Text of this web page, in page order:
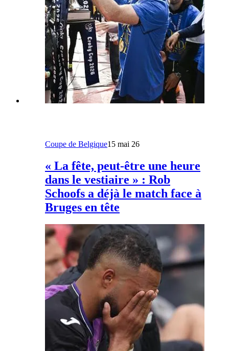
Coupe de Belgique15 mai 26
« La fête, peut-être une heure
dans le vestiaire » : Rob
Schoofs a déjà le match face à
Bruges en tête